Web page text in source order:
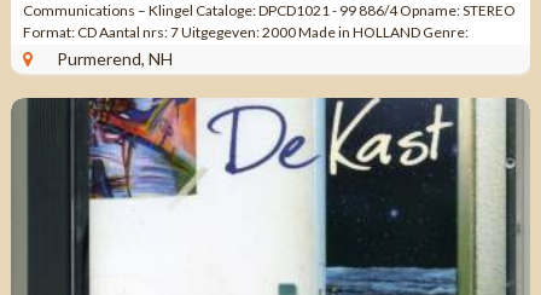
Communications ‎– Klingel Cataloge: DPCD1021 - 99 886/4 Opname: STEREO
Format: CD Aantal nrs: 7 Uitgegeven: 2000 Made in HOLLAND Genre:
Nederlandstalige ...
Purmerend, NH